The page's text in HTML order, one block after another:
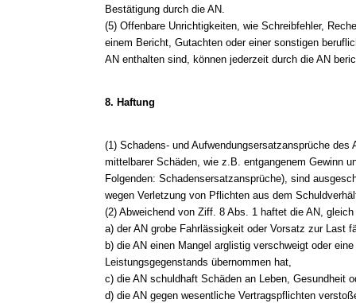
Bestätigung durch die AN.
(5) Offenbare Unrichtigkeiten, wie Schreibfehler,
einem Bericht, Gutachten oder einer sonstigen
AN enthalten sind, können jederzeit durch die AN
8. Haftung
(1) Schadens- und Aufwendungsersatzansprüche des
mittelbarer Schäden, wie z.B. entgangenem Gewinn
Folgenden: Schadensersatzansprüche), sind
wegen Verletzung von Pflichten aus dem
(2) Abweichend von Ziff. 8 Abs. 1 haftet die AN,
a) der AN grobe Fahrlässigkeit oder Vorsatz zur Last
b) die AN einen Mangel arglistig verschweigt oder
Leistungsgegenstands übernommen hat,
c) die AN schuldhaft Schäden an Leben, Gesundheit
d) die AN gegen wesentliche Vertragspflichten